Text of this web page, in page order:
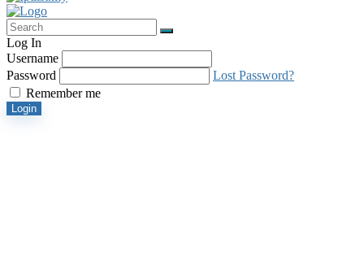
Log In
Username
Password
Lost Password?
Remember me
Login